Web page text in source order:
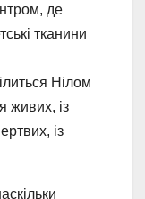
де
тканини
Нілом
живих, із
із